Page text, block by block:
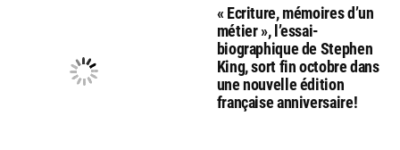
« Ecriture, mémoires d’un
métier », l’essai-
biographique de Stephen
King, sort fin octobre dans
une nouvelle édition
française anniversaire!